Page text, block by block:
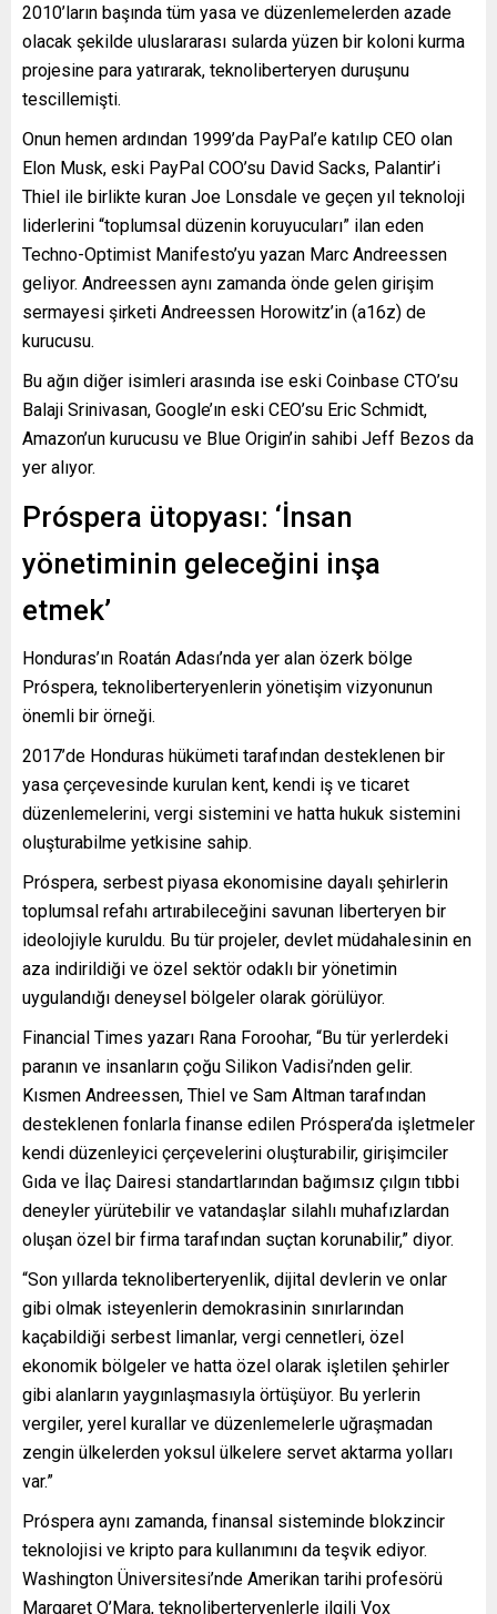
2010’ların başında tüm yasa ve düzenlemelerden azade
olacak şekilde uluslararası sularda yüzen bir koloni kurma
projesine para yatırarak, teknoliberteryen duruşunu
tescillemişti.
Onun hemen ardından 1999’da PayPal’e katılıp CEO olan
Elon Musk, eski PayPal COO’su David Sacks, Palantir’i
Thiel ile birlikte kuran Joe Lonsdale ve geçen yıl teknoloji
liderlerini “toplumsal düzenin koruyucuları” ilan eden
Techno-Optimist Manifesto’yu yazan Marc Andreessen
geliyor. Andreessen aynı zamanda önde gelen girişim
sermayesi şirketi Andreessen Horowitz’in (a16z) de
kurucusu.
Bu ağın diğer isimleri arasında ise eski Coinbase CTO’su
Balaji Srinivasan, Google’ın eski CEO’su Eric Schmidt,
Amazon’un kurucusu ve Blue Origin’in sahibi Jeff Bezos da
yer alıyor.
Próspera ütopyası: ‘İnsan
yönetiminin geleceğini inşa
etmek’
Honduras’ın Roatán Adası’nda yer alan özerk bölge
Próspera, teknoliberteryenlerin yönetişim vizyonunun
önemli bir örneği.
2017’de Honduras hükümeti tarafından desteklenen bir
yasa çerçevesinde kurulan kent, kendi iş ve ticaret
düzenlemelerini, vergi sistemini ve hatta hukuk sistemini
oluşturabilme yetkisine sahip.
Próspera, serbest piyasa ekonomisine dayalı şehirlerin
toplumsal refahı artırabileceğini savunan liberteryen bir
ideolojiyle kuruldu. Bu tür projeler, devlet müdahalesinin en
aza indirildiği ve özel sektör odaklı bir yönetimin
uygulandığı deneysel bölgeler olarak görülüyor.
Financial Times yazarı Rana Foroohar, “Bu tür yerlerdeki
paranın ve insanların çoğu Silikon Vadisi’nden gelir.
Kısmen Andreessen, Thiel ve Sam Altman tarafından
desteklenen fonlarla finanse edilen Próspera’da işletmeler
kendi düzenleyici çerçevelerini oluşturabilir, girişimciler
Gıda ve İlaç Dairesi standartlarından bağımsız çılgın tıbbi
deneyler yürütebilir ve vatandaşlar silahlı muhafızlardan
oluşan özel bir firma tarafından suçtan korunabilir,” diyor.
“Son yıllarda teknoliberteryenlik, dijital devlerin ve onlar
gibi olmak isteyenlerin demokrasinin sınırlarından
kaçabildiği serbest limanlar, vergi cennetleri, özel
ekonomik bölgeler ve hatta özel olarak işletilen şehirler
gibi alanların yaygınlaşmasıyla örtüşüyor. Bu yerlerin
vergiler, yerel kurallar ve düzenlemelerle uğraşmadan
zengin ülkelerden yoksul ülkelere servet aktarma yolları
var.”
Próspera aynı zamanda, finansal sisteminde blokzincir
teknolojisi ve kripto para kullanımını da teşvik ediyor.
Washington Üniversitesi’nde Amerikan tarihi profesörü
Margaret O’Mara, teknoliberteryenlerle ilgili Vox